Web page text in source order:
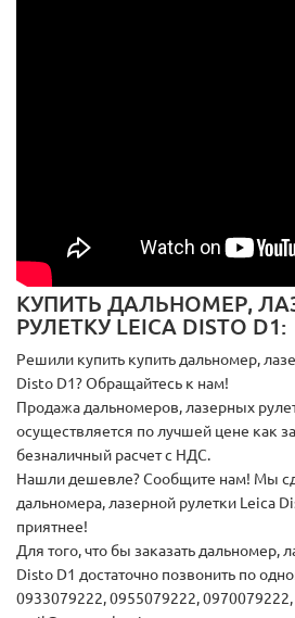
КУПИТЬ ДАЛЬНОМЕР,
РУЛЕТКУ LEICA DISTO D1:
Решили купить купить дальномер,
Disto D1? Обращайтесь к нам!
Продажа дальномеров, лазерных
осуществляется по лучшей цене как
безналичный расчет с НДС.
Нашли дешевле? Сообщите нам! Мы
дальномера, лазерной рулетки Leica
приятнее!
Для того, что бы заказать дальномер,
Disto D1 достаточно позвонить по
0933079222, 0955079222, 0970079222,